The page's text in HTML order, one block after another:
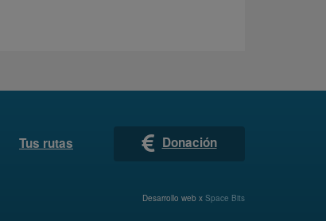
Tus rutas Donación
Desarrollo web x Space Bits